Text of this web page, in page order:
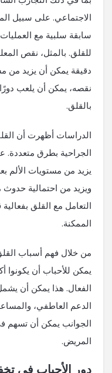
الاجتماعي. على سبيل
سابقة سلبية مع
للقلق. بالمثل، نقص
دقيقة يمكن أن يزيد من
نقصه، يمكن أن يلعب
بالقلق.
الدراسات أظهرت أن
الجراحية بطرق متعددة.
يزيد من مستويات الألم
ويزيد من احتمالية
التعامل مع القلق
الممكنة.
من خلال فهم أسباب
يمكن للأحباب أن يكونوا
الفعال. هذا يمكن أن
الدعم العاطفي،
الجوانب يمكن أن تسهم
المريض.
دور الأحباب في